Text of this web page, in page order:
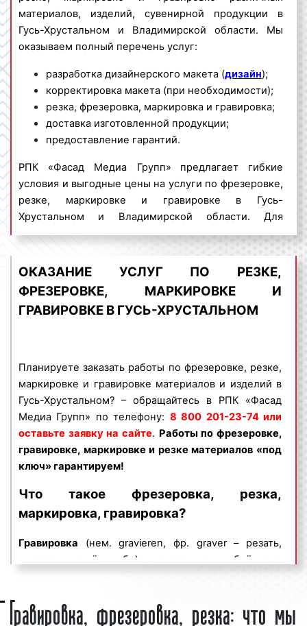
материалов, изделий, сувенирной продукции в
Гусь-Хрустальном и Владимирской области. Мы
оказываем полный перечень услуг:
разработка дизайнерского макета (дизайн);
корректировка макета (при необходимости);
резка, фрезеровка, маркировка и гравировка;
доставка изготовленной продукции;
предоставление гарантий.
РПК «Фасад Медиа Групп»
предлагает гибкие
условия и выгодные цены на услуги по фрезеровке,
резке, маркировке и гравировке в Гусь-
Хрустальном и Владимирской области. Для
получения коммерческого предложения по
фрезеровке, резке, маркировке и гравировке
различных изделий и материалов в Гусь-
8 800 201-
23-74 или оставьте заявку на сайте.Услуги по
фрезеровке, резке, маркировке и гравировке«под
фрезеровке, маркировке и гравировке различных
материалов и изделий, а также сувенирной
продукции, применяя современное оборудование.
В работе мы используем специальные
промышленные станки с ЧПУ, благодаря которым
заказы выполняем качественно и быстро.
Современное оборудование и профессионализм
наших рабочих позволяют выполнять широкий круг
работ по фрезеровке, резке, маркировке и
гравировке различных материалов и изделий. Мы
выполняем как простые заказы, так и
нестандартные заказы, требующие от наших
мастеров креативности и индивидуального
Каждый день к нам поступают заявки на обработку
ОКАЗАНИЕ УСЛУГ ПО РЕЗКЕ,
ФРЕЗЕРОВКЕ, МАРКИРОВКЕ И
ГРАВИРОВКЕ В ГУСЬ-ХРУСТАЛЬНОМ
Планируете заказать работы по фрезеровке, резке,
маркировке и гравировке материалов и изделий в
Гусь-Хрустальном? – обращайтесь в РПК «Фасад
Медиа Групп» по телефону: 8 800 201-23-74 или
оставьте заявку на сайте. Работы по фрезеровке,
гравировке, маркировке и резке материалов «под
ключ» гарантируем!
Что такое фрезеровка, резка,
маркировка, гравировка?
Гравировка (нем. gravieren, фр. graver – резать,
вырезать на чём-либо) – нанесение углублённого
камня, дерева, стекла. Понятие гравировки следует
Гравировка, фрезеровка, резка: что мы